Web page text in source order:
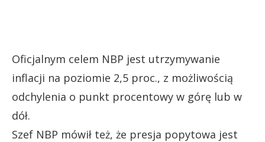
Oficjalnym celem NBP jest utrzymywanie
inflacji na poziomie 2,5 proc., z możliwością
odchylenia o punkt procentowy w górę lub w
dół.
Szef NBP mówił też, że presja popytowa jest